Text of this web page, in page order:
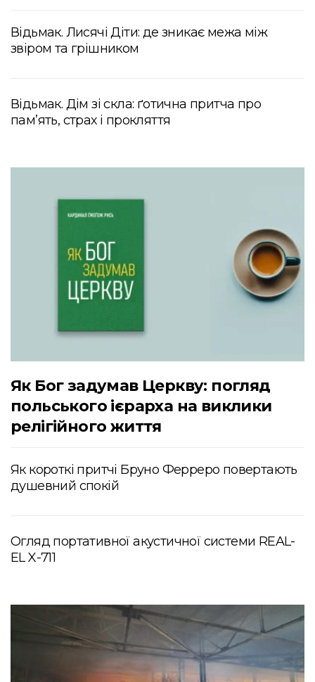
Відьмак. Лисячі Діти: де зникає межа між
звіром та грішником
Відьмак. Дім зі скла: ґотична притча про
пам’ять, страх і прокляття
Як Бог задумав Церкву: погляд
польського ієрарха на виклики
релігійного життя
Як короткі притчі Бруно Ферреро повертають
душевний спокій
Огляд портативної акустичної системи REAL-
EL X-711